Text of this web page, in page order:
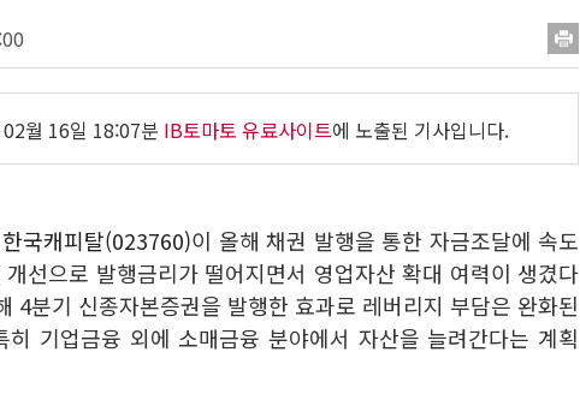
월 16일 18:07분 IB토마토 유료사이트에 노출된 기사입니다.
한국캐피탈(023760)이 올해 채권 발행을 통한 자금조달에 속도
선으로 발행금리가 떨어지면서 영업자산 확대 여력이 생겼다
4분기 신종자본증권을 발행한 효과로 레버리지 부담은 완화된
히 기업금융 외에 소매금융 분야에서 자산을 늘려간다는 계획